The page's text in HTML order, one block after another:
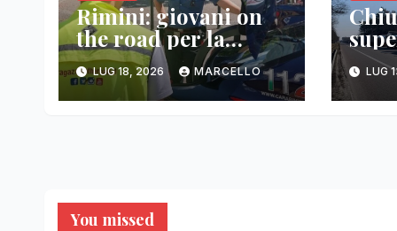
Rimini: giovani on
the road per la
sicurezza stradale
LUG 18, 2026 MARCELLO h4:
fvgLUG
You missed